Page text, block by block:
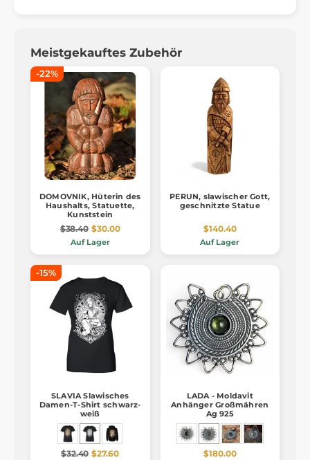
Meistgekauftes Zubehör
-22%
DOMOVNIK, Hüterin des
Haushalts, Statuette,
Kunststein
$38.40 $30.00
Auf Lager
PERUN, slawischer Gott,
geschnitzte Statue
$140.40
Auf Lager
-15%
SLAVIA Slawisches
Damen-T-Shirt schwarz-
weiß
$32.40 $27.60
LADA - Moldavit
Anhänger Großmähren
Ag 925
$180.00